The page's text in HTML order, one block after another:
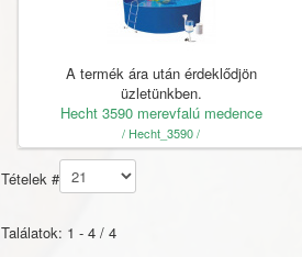
A termék ára után érdeklődjön
üzletünkben.
Hecht 3590 merevfalú medence
/ Hecht_3590 /
Tételek #
Találatok: 1 - 4 / 4